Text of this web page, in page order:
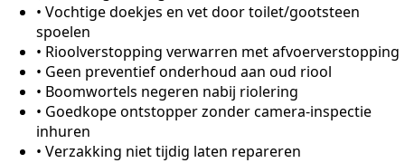
• Vochtige doekjes en vet door toilet/gootsteen
spoelen
• Rioolverstopping verwarren met afvoerverstopping
• Geen preventief onderhoud aan oud riool
• Boomwortels negeren nabij riolering
• Goedkope ontstopper zonder camera-inspectie
inhuren
• Verzakking niet tijdig laten repareren